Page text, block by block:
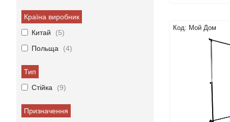
Мой Дом
Країна виробник
Китай
5
Польща
4
Тип
Стійка
9
Призначення